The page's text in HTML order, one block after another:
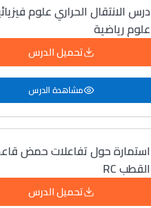
درس الانتقال الحراري علوم
علوم رياضية
تحميل الدرس
مشاهدة الدرس
استمارة حول تفاعلات حمض
القطب RC
تحميل الدرس